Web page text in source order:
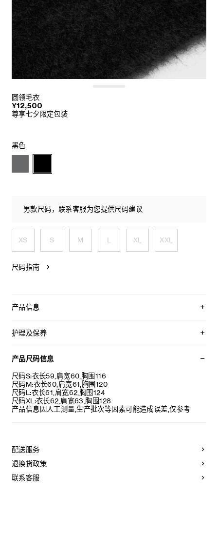
圆领毛衣
¥12,500
尊享七夕限定包装
黑色
男款尺码，联系客服为您提供尺码建议
XS S M L XL XXL
尺码指南
产品信息
TRIOMPHE刺绣
罗纹饰边
编号：RY0QW0K68.38NO
护理及保养
仅使用不含漂白剂的洗衣产品。
最高熨烫温度：110°C / 230°F
不可使用蒸汽。
本品可用芳香化合物进行轻柔干洗。
产品尺码信息
尺码S:衣长59,肩宽60,胸围116
尺码M:衣长60,肩宽61,胸围120
尺码L:衣长61,肩宽62,胸围124
尺码XL:衣长62,肩宽63,胸围128
产品信息因人工测量,生产批次等因素可能造成误差,仅参考
配送服务
退换货政策
联系客服